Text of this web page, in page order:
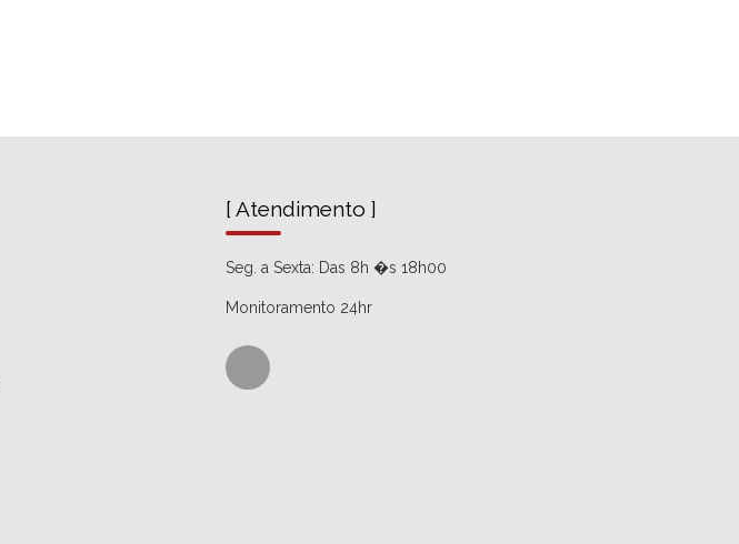
[ Atendimento ]
Seg. a Sexta: Das 8h �s 18h00
Monitoramento 24hr